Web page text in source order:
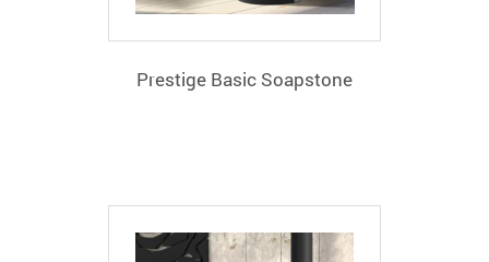
Prestige Basic Soapstone